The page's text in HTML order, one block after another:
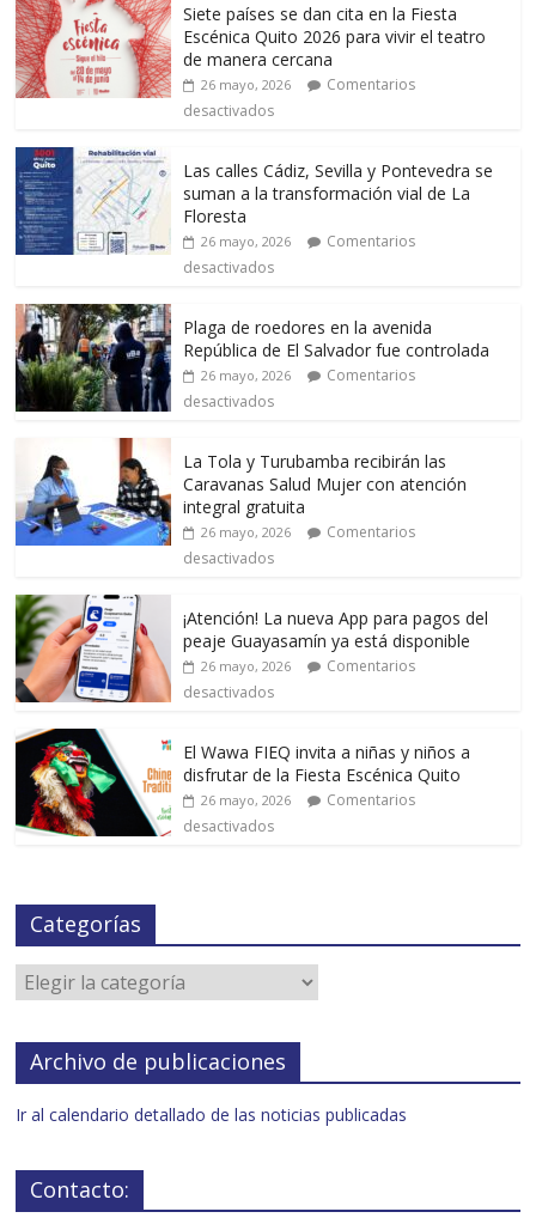
Siete países se dan cita en la Fiesta
Escénica Quito 2026 para vivir el teatro
de manera cercana
26 mayo, 2026
Comentarios
desactivados
Las calles Cádiz, Sevilla y Pontevedra se
suman a la transformación vial de La
Floresta
26 mayo, 2026
Comentarios
desactivados
Plaga de roedores en la avenida
República de El Salvador fue controlada
26 mayo, 2026
Comentarios
desactivados
La Tola y Turubamba recibirán las
Caravanas Salud Mujer con atención
integral gratuita
26 mayo, 2026
Comentarios
desactivados
¡Atención! La nueva App para pagos del
peaje Guayasamín ya está disponible
26 mayo, 2026
Comentarios
desactivados
El Wawa FIEQ invita a niñas y niños a
disfrutar de la Fiesta Escénica Quito
26 mayo, 2026
Comentarios
desactivados
Categorías
Archivo de publicaciones
Ir al calendario detallado de las noticias publicadas
Contacto: